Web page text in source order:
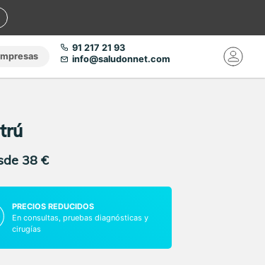
91 217 21 93
info@saludonnet.com
38 €
PRECIOS REDUCIDOS
En consultas, pruebas diagnósticas y
cirugías